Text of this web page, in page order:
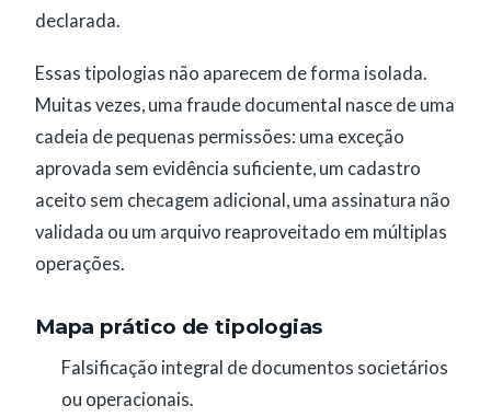
declarada.
Essas tipologias não aparecem de forma isolada.
Muitas vezes, uma fraude documental nasce de uma
cadeia de pequenas permissões: uma exceção
aprovada sem evidência suficiente, um cadastro
aceito sem checagem adicional, uma assinatura não
validada ou um arquivo reaproveitado em múltiplas
operações.
Mapa prático de tipologias
Falsificação integral de documentos societários
ou operacionais.